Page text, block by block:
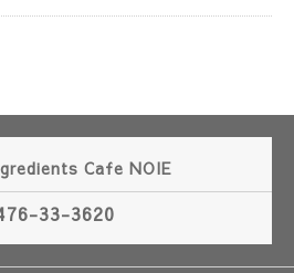
Cafe NOIE
33-3620